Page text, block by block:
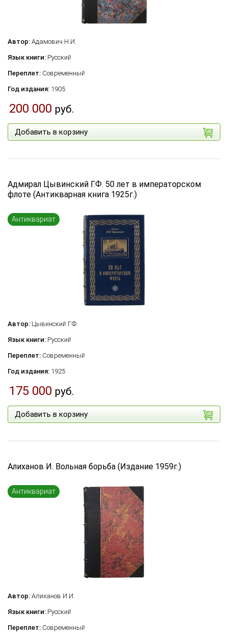
Автор: Адамович Н.И.
Язык книги: Русский
Переплет: Современный
Год издания: 1905
200 000 руб.
Добавить в корзину
Адмирал Цывинский Г.Ф. 50 лет в императорском
флоте (Антикварная книга 1925г.)
Антиквариат
Автор: Цывинский Г.Ф.
Язык книги: Русский
Переплет: Современный
Год издания: 1925
175 000 руб.
Добавить в корзину
Алиханов И. Вольная борьба (Издание 1959г.)
Антиквариат
Автор: Алиханов И.И.
Язык книги: Русский
Переплет: Современный